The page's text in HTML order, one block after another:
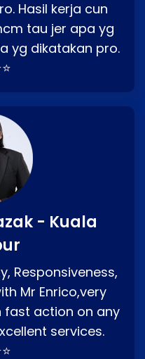
Hasil kerja cun
tau jer apa yg
yg dikatakan pro.
- Kuala
Responsiveness,
Mr Enrico,very
fast action on any
services.